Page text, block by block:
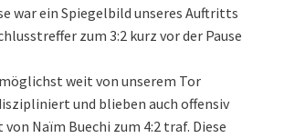
war ein Spiegelbild unseres Auftritts
zum 3:2 kurz vor der Pause
weit von unserem Tor
und blieben auch offensiv
Naïm Buechi zum 4:2 traf. Diese